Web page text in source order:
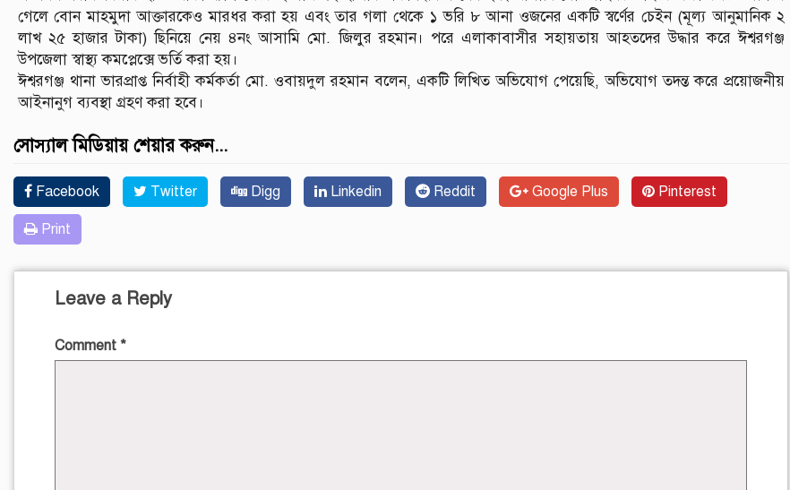
গেলে বোন মাহমুদা আক্তারকেও মারধর করা হয় এবং তার গলা থেকে ১ ভরি ৮ আনা ওজনের একটি স্বর্ণের চেইন (মূল্য আনুমানিক ২
লাখ ২৫ হাজার টাকা) ছিনিয়ে নেয় ৪নং আসামি মো. জিলুর রহমান। পরে এলাকাবাসীর সহায়তায় আহতদের উদ্ধার করে ঈশ্বরগঞ্জ
উপজেলা স্বাস্থ্য কমপ্লেক্সে ভর্তি করা হয়।
ঈশ্বরগঞ্জ থানা ভারপ্রাপ্ত নির্বাহী কর্মকর্তা মো. ওবায়দুল রহমান বলেন, একটি লিখিত অভিযোগ পেয়েছি, অভিযোগ তদন্ত করে প্রয়োজনীয়
আইনানুগ ব্যবস্থা গ্রহণ করা হবে।
সোস্যাল মিডিয়ায় শেয়ার করুন...
Facebook Twitter Digg Linkedin Reddit Google Plus Pinterest
Print
Leave a Reply
Comment *